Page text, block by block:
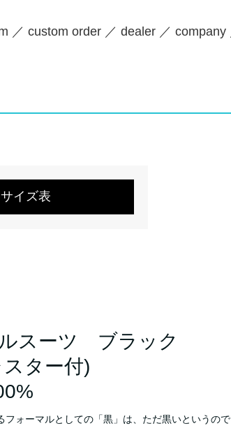
custom order dealer company
サイズ表
スーツ ブラック
ター付)
フォーマルとしての「黒」は、ただ黒いというので